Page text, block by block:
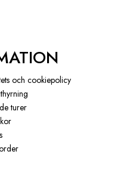
och cookiepolicy
turer